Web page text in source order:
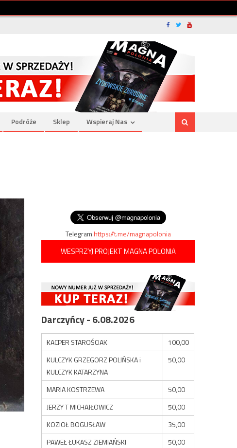
Podróże Sklep Wspieraj Nas
Telegramhttps://t.me/magnapolonia
WESPRZYJ PROJEKT MAGNA POLONIA
Darczyńcy - 6.08.2026
KACPER STAROŚCIAK
100,00
KULCZYK GRZEGORZ POLIŃSKA i
KULCZYK KATARZYNA
50,00
MARIA KOSTRZEWA
50,00
JERZY T MICHAJŁOWICZ
50,00
KOZIOŁ BOGUSŁAW
35,00
PAWEŁ ŁUKASZ ZIEMIAŃSKI
50,00